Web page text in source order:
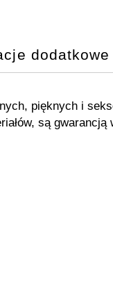
dodatkowe
pięknych i
są